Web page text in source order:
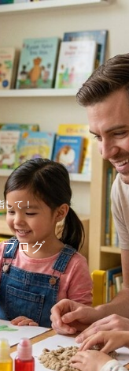
して！
ログ